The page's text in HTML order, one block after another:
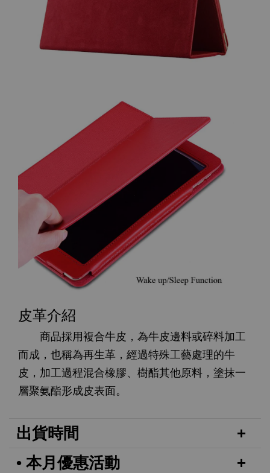
皮革介紹
商品採用複合牛皮，為牛皮邊料或碎料加工
而成，也稱為再生革，經過特殊工藝處理的牛
皮，加工過程混合橡膠、樹酯其他原料，塗抹一
層聚氨酯形成皮表面。
出貨時間
• 本月優惠活動